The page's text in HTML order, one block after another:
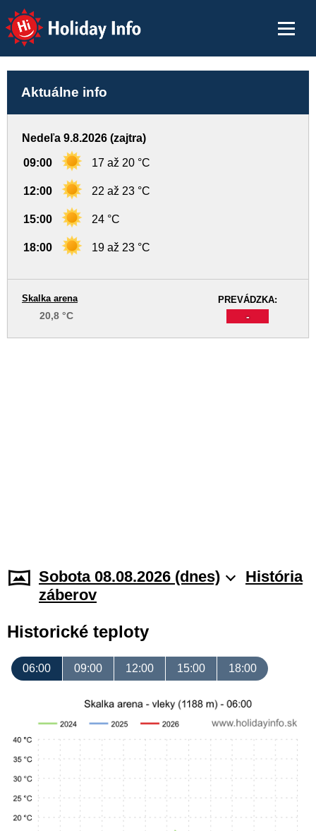
Holiday Info
Aktuálne info
Nedeľa 9.8.2026 (zajtra)
09:00 17 až 20 °C
12:00 22 až 23 °C
15:00 24 °C
18:00 19 až 23 °C
PREVÁDZKA:
-
Skalka arena
20,8 °C
Sobota 08.08.2026 (dnes)
História
záberov
Historické teploty
06:00 09:00 12:00 15:00 18:00